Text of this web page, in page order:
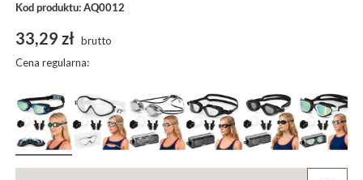
Kod produktu: AQ0012
33,29 zł brutto
Cena regularna: